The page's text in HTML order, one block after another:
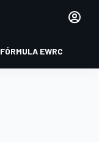
FÓRMULA EWRC